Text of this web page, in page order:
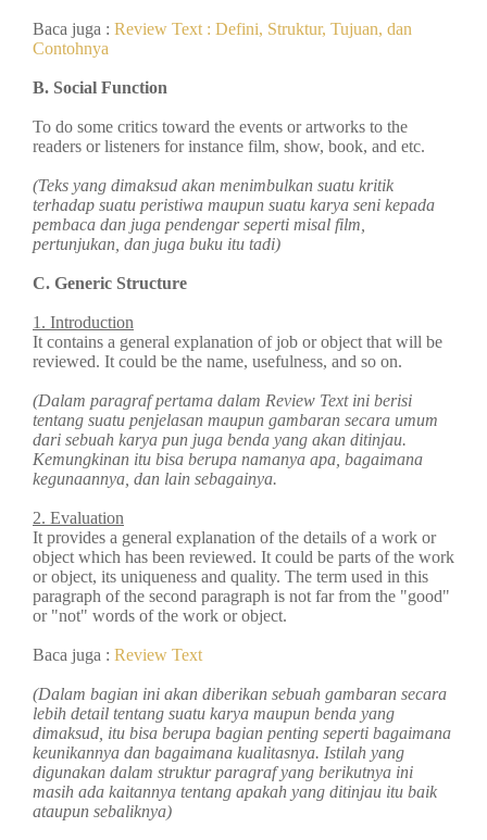
Baca juga : Review Text : Defini, Struktur, Tujuan, dan
Contohnya
B. Social Function
To do some critics toward the events or artworks to the
readers or listeners for instance film, show, book, and etc.
(Teks yang dimaksud akan menimbulkan suatu kritik
terhadap suatu peristiwa maupun suatu karya seni kepada
pembaca dan juga pendengar seperti misal film,
pertunjukan, dan juga buku itu tadi)
C. Generic Structure
1. Introduction
It contains a general explanation of job or object that will be
reviewed. It could be the name, usefulness, and so on.
(Dalam paragraf pertama dalam Review Text ini berisi
tentang suatu penjelasan maupun gambaran secara umum
dari sebuah karya pun juga benda yang akan ditinjau.
Kemungkinan itu bisa berupa namanya apa, bagaimana
kegunaannya, dan lain sebagainya.
2. Evaluation
It provides a general explanation of the details of a work or
object which has been reviewed. It could be parts of the work
or object, its uniqueness and quality. The term used in this
paragraph of the second paragraph is not far from the "good"
or "not" words of the work or object.
Baca juga : Review Text
(Dalam bagian ini akan diberikan sebuah gambaran secara
lebih detail tentang suatu karya maupun benda yang
dimaksud, itu bisa berupa bagian penting seperti bagaimana
keunikannya dan bagaimana kualitasnya. Istilah yang
digunakan dalam struktur paragraf yang berikutnya ini
masih ada kaitannya tentang apakah yang ditinjau itu baik
ataupun sebaliknya)